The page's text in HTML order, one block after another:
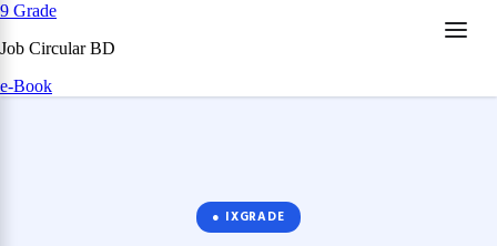
content
Enter)
9 Grade
Job Circular BD
e-Book
● IXGRADE